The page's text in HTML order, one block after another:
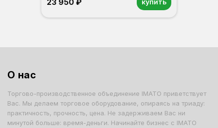
23 950 ₽ купить
О нас
Торгово-производственное объединение IMATO приветствует
Вас. Мы делаем торговое оборудование, опираясь на триаду:
практичность, прочность, цена. Не задерживаем Вас ни
минутой больше: время-деньги. Начинайте бизнес с IMATO